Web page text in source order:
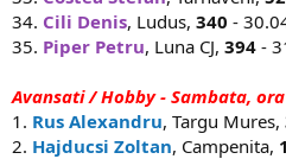
34. Cili Denis, Ludus, 340 -
35. Piper Petru, Luna CJ, 394 -
Avansati / Hobby - Sambata, ora
1. Rus Alexandru, Targu Mures,
2. Hajducsi Zoltan, Campenita,